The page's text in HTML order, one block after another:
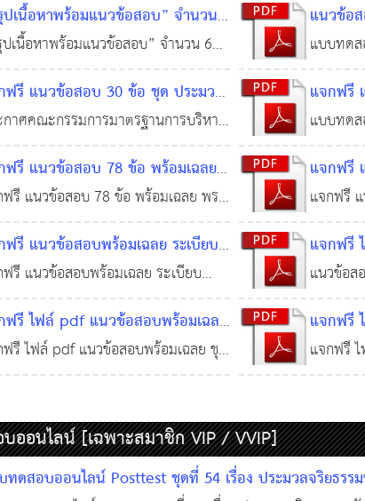
ปเนื้อหาพร้อมแนวข้อสอบ” จำนวน
อ ระเบียบกระทรวงมหาดไทย ว่าด้วย
รงบประมาณขององค์กรปกครอง
ท้องถิ่น พ.ศ. 2563
15 พ.ย. 2568
0
1,273
เนื้อหาพร้อมแนวข้อสอบ” จำนวน 60
ะเบียบกระทรวงมหาดไทย ว่าด้วยวิธี
บประมาณขององค์กรปกครองส่วนท้อง
.ศ. 2563
แนวข้อ
ราชกฤ
บริหาร
09 ต
แบบทด
(แจกฟรี
เกณฑ์แล
พ.ศ.
ฟรี แนวข้อสอบ 30 ข้อ ชุด ประมวล
รรมพนักงานส่วนท้องถิ่น (ประกาศ
จจานุเบกษา 20 มกราคม 2565)
08 ต.ค. 2567 0 9,118
าศคณะกรรมการมาตรฐานการบริหาร
คคลส่วนท้องถิ่น เรื่อง ประมวล
รรมพนักงานส่วนท้องถิ่น (ประกาศราช
นุเบกษา 20 มกราคม 2565) แจกฟรี
อสอบ 30 ข้อ ชุด ประมวลจริยธรรม
านส่วนท้องถิ่น (ประกาศราชกิจจานุ
า 20 มกราคม 2565)
แจกฟรี
บัญญัติอ
2540 แ
2562
แบบทด
206 ข้อ
ส่วนจังห
(ฉบับที่
ฟรี แนวข้อสอบ 78 ข้อ พร้อมเฉลย
ราชบัญญัติข้อมูลข่าวสารของราชการ
27 ก.ย. 2567 0 3,390
รี แนวข้อสอบ 78 ข้อ พร้อมเฉลย พระ
ญญัติข้อมูลข่าวสารของราชการ
แจกฟรี
บัญญัติรั
ระเบียบ
2535 แ
2560 จ
ก.ย. 2567
แจกฟรี
บัญญัติรั
ระเบียบ
และแก้ไ
จำนวน
ฟรี แนวข้อสอบพร้อมเฉลย ระเบียบ
รวงมหาดไทยว่าด้วยวิธีการงบ
าณขององค์กรปกครองส่วนท้องถิ่น
2563
16 ก.ย. 2567 0 5,595
รี แนวข้อสอบพร้อมเฉลย ระเบียบ
รวงมหาดไทยว่าด้วยวิธีการงบ
าณขององค์กรปกครองส่วนท้องถิ่น
2563
แจกฟรี
แนวข้อ
สังคมแ
ข้อ พร้อ
3,992
แนวข้อส
พัฒนาเ
13
ฟรี ไฟล์ pdf แนวข้อสอบพร้อมเฉลย
29 VIP_แนวข้อสอบ พระราช
การเลือกตั้งสมาชิกสภาท้องถิ่น
114 ข้อ พร้อมเฉลย)
08 พ.ย.
0 2,550
รี ไฟล์ pdf แนวข้อสอบพร้อมเฉลย ชุด
VIP_แนวข้อสอบ พระราชบัญญัติการ
.ศ. 2562 (ชุดติวสอบ 114 ข้อ พร้อม
)
แจกฟรี
ชุดที่
วิชาคว
(กฏห
ส่วนท้อ
08 พ.
แจกฟรี
ที่ 28
ความ
หมายหลั
ถิ่น (90
ออนไลน์ [เฉพาะสมาชิก VIP / VVIP]
ทดสอบออนไลน์ Posttest ชุดที่ 54 เรื่อง ประมวลจริยธร